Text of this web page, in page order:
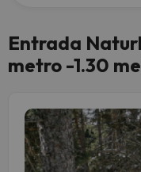
Entrada
metro -1.30